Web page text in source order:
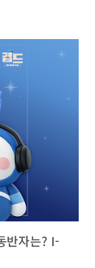
은행_겹드
라사랑카드
서실질적인
할인]✔
회까지 적용
..
반자는? I-